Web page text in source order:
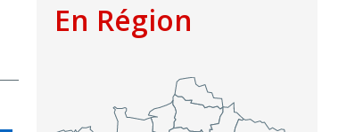
En Région